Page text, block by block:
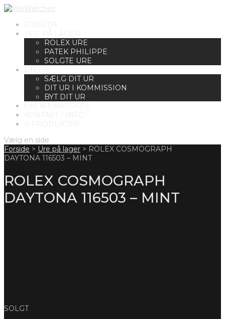
ROLEX URE
PATEK PHILIPPE
SOLGTE URE
SÆLG DIT UR
DIT UR I KOMMISSION
BYT DIT UR
Vælg en side
Forside > Ure på lager > ROLEX COSMOGRAPH
DAYTONA 116503 – MINT
ROLEX COSMOGRAPH
DAYTONA 116503 – MINT
SOLGT